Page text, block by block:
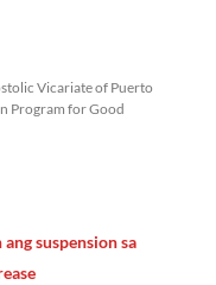
Vicariate of Puerto
Program for Good
ang suspension sa